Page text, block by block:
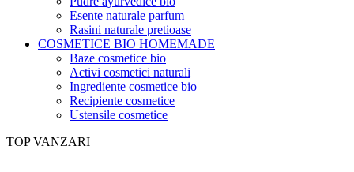
Esente naturale parfum
Rasini naturale pretioase
COSMETICE BIO HOMEMADE
Baze cosmetice bio
Activi cosmetici naturali
Ingrediente cosmetice bio
Recipiente cosmetice
Ustensile cosmetice
TOP VANZARI